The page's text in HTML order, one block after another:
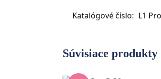
Katalógové číslo: L1
Súvisiace produkty